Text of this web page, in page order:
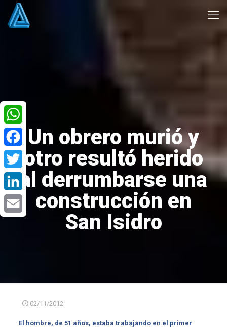
Un obrero murió y
otro resultó herido
al derrumbarse una
construcción en
San Isidro
02/11/2012
El hombre, de 51 años, estaba trabajando en el primer
WhatsApp
Facebook
Twitter
LinkedIn